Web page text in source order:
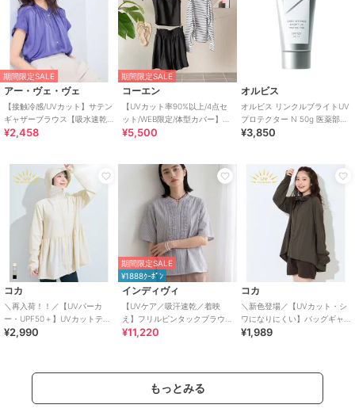
期間限定SALE
アー・ヴェ・ヴェ
【接触冷感/UVカット】サテン
ギャザーブラウス【吸水速乾/
イージーケア】
¥2,458
期間限定SALE
コーエン
【UVカット率90%以上/4点セ
ット/WEB限定/体型カバー】シ
ュシュ付きアソートスイムウ
¥5,500
オルビス
オルビス リンクルブライトUV
プロテクター N 50g 医薬部外
品（顔用日焼け止め）
¥3,850
コカ
＼再入荷！！／【UVパーカ
ー・UPF50＋】UVカットティ
アードパーカー 全4色
¥2,990
期間限定SALE
¥1888ｸｰﾎﾟﾝ
インディヴィ
【UVケア／吸汗速乾／着映
え】フリルピンタックブラウ
ス
¥11,220
コカ
＼新色登場／【UVカット・シ
ワになりにくい】バッグギャ
ザーUVパーカー 全4色
¥1,989
もっとみる